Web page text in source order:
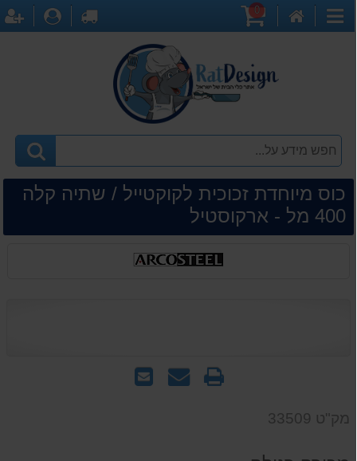
קטגוריות
0
לקופה
כוס מיוחדת זכוכית לקוקטייל / שתיה קלה
400 מל - ארקוסטיל
שלח
שאל
מק"ט 33509